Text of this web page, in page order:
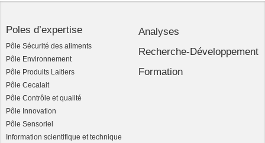
Poles d’expertise
Pôle Sécurité des aliments
Pôle Environnement
Pôle Produits Laitiers
Pôle Cecalait
Pôle Contrôle et qualité
Pôle Innovation
Pôle Sensoriel
Information scientifique et technique
Analyses
Recherche-Développement
Formation